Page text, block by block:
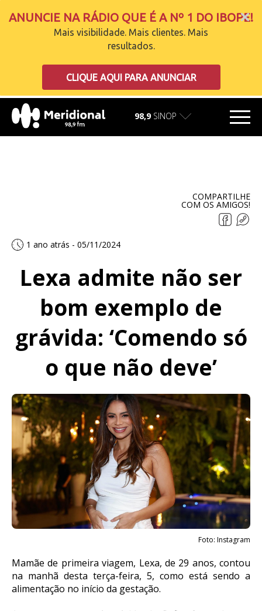
ANUNCIE NA RÁDIO QUE É A Nº 1 DO IBOPE!
Mais visibilidade. Mais clientes. Mais
resultados.
CLIQUE AQUI PARA ANUNCIAR
98,9 SINOP
COMPARTILHE
COM OS AMIGOS!
1 ano atrás - 05/11/2024
Lexa admite não ser
bom exemplo de
grávida: ‘Comendo só
o que não deve’
Foto: Instagram
Mamãe de primeira viagem, Lexa, de 29 anos, contou
na manhã desta terça-feira, 5, como está sendo a
alimentação no início da gestação.